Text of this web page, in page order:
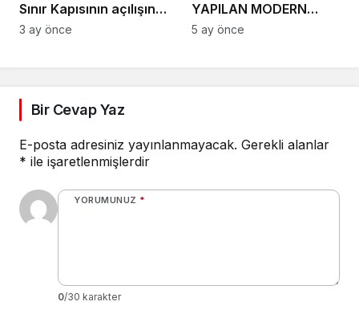
Sınır Kapısının açılışına
katıldı
3 ay önce
YAPILAN MODERN
TESİSLER YAKINDA
5 ay önce
Bir Cevap Yaz
E-posta adresiniz yayınlanmayacak. Gerekli alanlar
* ile işaretlenmişlerdir
YORUMUNUZ *
0/30 karakter